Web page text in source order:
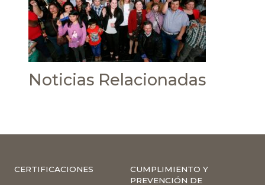
Noticias Relacionadas
CERTIFICACIONES
CUMPLIMIENTO Y
PREVENCIÓN DE